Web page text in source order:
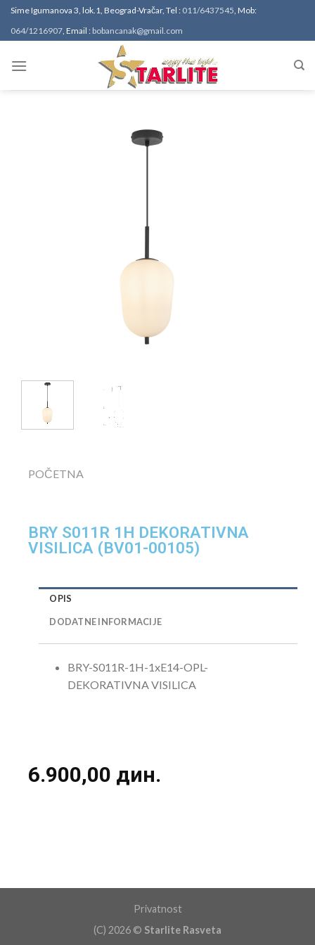
Sime Igumanova 3, lok.1, Beograd-Vračar, Tel : 011/6437545, Mob:
064/1216907, Email : bobancanak@gmail.com
POČETNA
BRY S011R 1H DEKORATIVNA
VISILICA (BV01-00105)
OPIS
DODATNE INFORMACIJE
BRY-S011R-1H-1xE14-OPL-
DEKORATIVNA VISILICA
6.900,00 дин.
Privatnost
(C) 2026 © Starlite Rasveta